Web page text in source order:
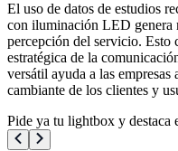
El uso de datos de estudios
con iluminación LED genera
percepción del servicio. Esto
estratégica de la
versátil ayuda a las
cambiante de los clientes y
Pide ya tu lightbox y destaca